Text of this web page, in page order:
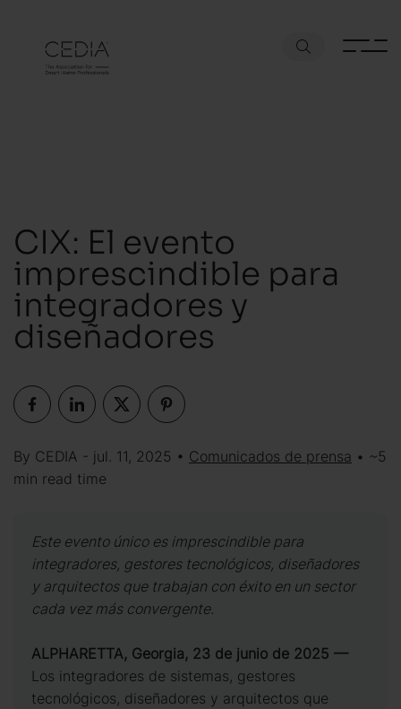
CIX: El evento
imprescindible para
integradores y
diseñadores
By CEDIA - jul. 11, 2025 • Comunicados de prensa • ~5
min read time
Este evento único es imprescindible para
integradores, gestores tecnológicos, diseñadores
y arquitectos que trabajan con éxito en un sector
cada vez más convergente.
ALPHARETTA, Georgia, 23 de junio de 2025 —
Los integradores de sistemas, gestores
tecnológicos, diseñadores y arquitectos que